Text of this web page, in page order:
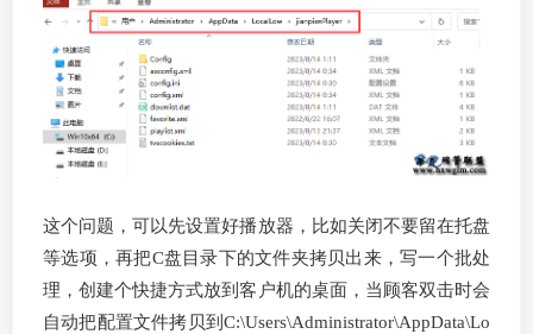
这个问题，可以先设置好播放器，比如关闭不要留在托盘
等选项，再把C盘目录下的文件夹拷贝出来，写一个批处
理，创建个快捷方式放到客户机的桌面，当顾客双击时会
自动把配置文件拷贝到C:\Users\Administrator\AppData\Lo